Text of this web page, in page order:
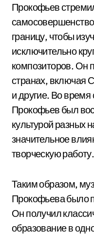
Прокофьев
границу, чтобы
исключительно
композиторов. Он
странах,
и другие. Во
Прокофьев был
культурой разных
значительное
творческую работу.
Таким образом,
Прокофьева было
Он получил
образование в